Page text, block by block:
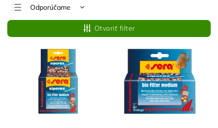
Odporúčame
Najlacnejšie
Najdrahšie
Najpredávanejšie
Abecedne
Otvoriť filter